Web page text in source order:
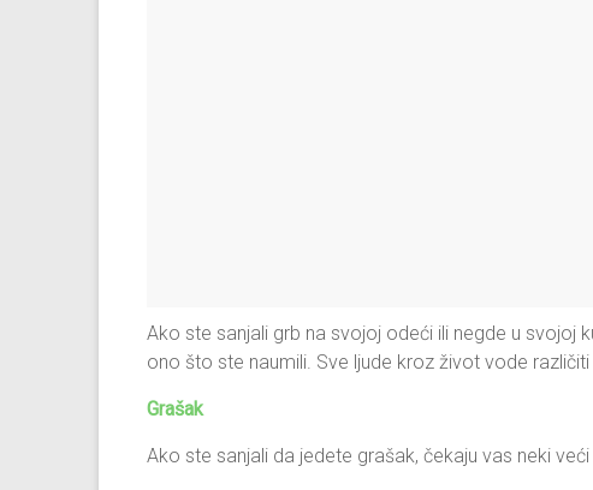
Ako ste sanjali grb na svojoj odeći ili negde u svojoj
ono što ste naumili. Sve ljude kroz život vode različiti
Grašak
Ako ste sanjali da jedete grašak, čekaju vas neki